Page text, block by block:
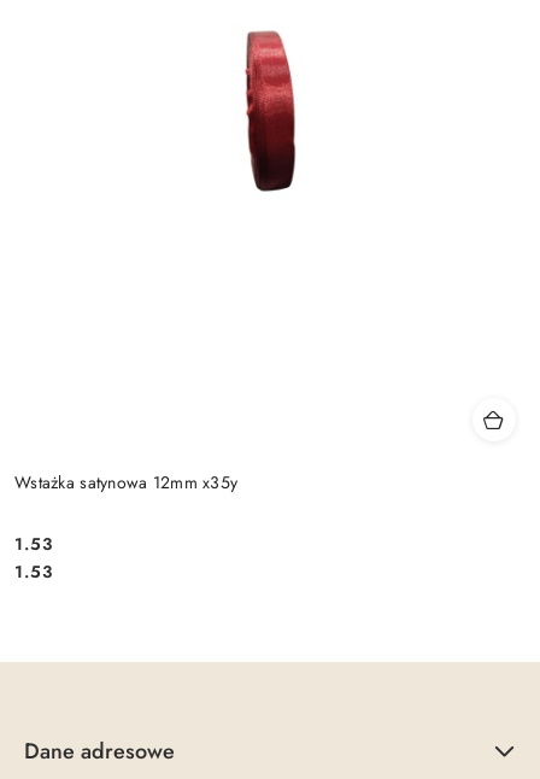
Wstażka satynowa 12mm x35y
Cena:
1.53
Cena:
1.53
Dane adresowe